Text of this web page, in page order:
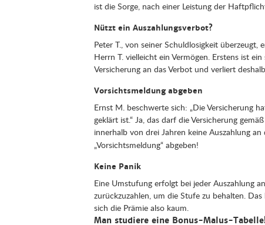
ist die Sorge, nach einer Leistung der
Nützt ein Auszahlungsverbot?
Peter T., von seiner Schuldlosigkeit überzeugt,
Herrn T. vielleicht ein Vermögen. Erstens ist
Versicherung an das Verbot und verliert
Vorsichtsmeldung abgeben
Ernst M. beschwerte sich: „Die Versicherung
geklärt ist.“ Ja, das darf die Versicherung
innerhalb von drei Jahren keine Auszahlung
„Vorsichtsmeldung“ abgeben!
Keine Panik
Eine Umstufung erfolgt bei jeder Auszahlung
zurückzuzahlen, um die Stufe zu behalten.
sich die Prämie also kaum.
Man studiere eine Bonus-Malus-